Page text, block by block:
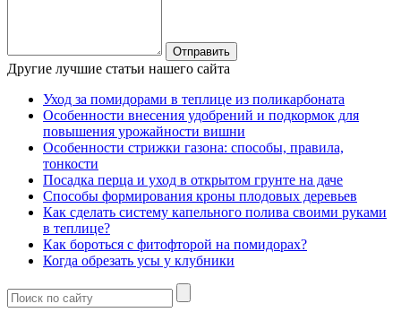
Другие лучшие статьи нашего сайта
Уход за помидорами в теплице из поликарбоната
Особенности внесения удобрений и подкормок для
повышения урожайности вишни
Особенности стрижки газона: способы, правила,
тонкости
Посадка перца и уход в открытом грунте на даче
Способы формирования кроны плодовых деревьев
Как сделать систему капельного полива своими руками
в теплице?
Как бороться с фитофторой на помидорах?
Когда обрезать усы у клубники